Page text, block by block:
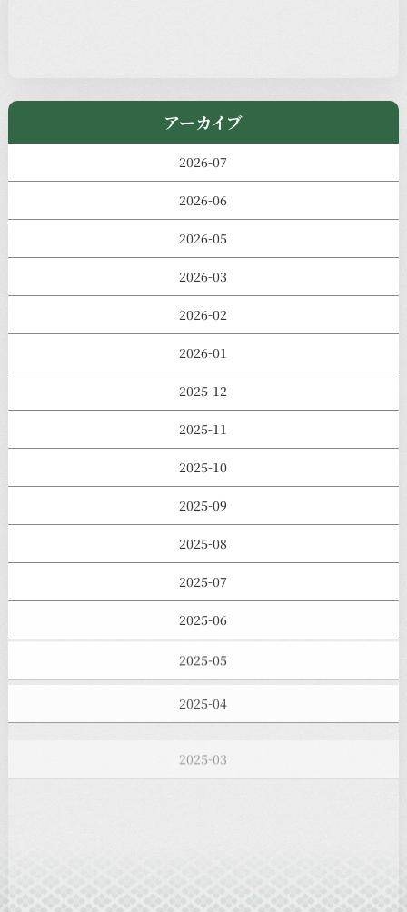
アーカイブ
2026-07
2026-06
2026-05
2026-03
2026-02
2026-01
2025-12
2025-11
2025-10
2025-09
2025-08
2025-07
2025-06
2025-05
2025-04
2024-11